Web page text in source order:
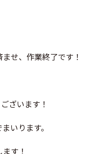
せ、作業終了です！
ざいます！
いります。
す！